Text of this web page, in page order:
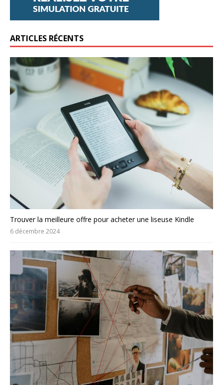
ARTICLES RÉCENTS
Trouver la meilleure offre pour acheter une liseuse Kindle
6 décembre 2024